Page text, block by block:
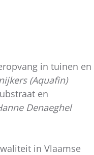
in tuinen en
(Aquafin)
en
Denaeghel
in Vlaamse